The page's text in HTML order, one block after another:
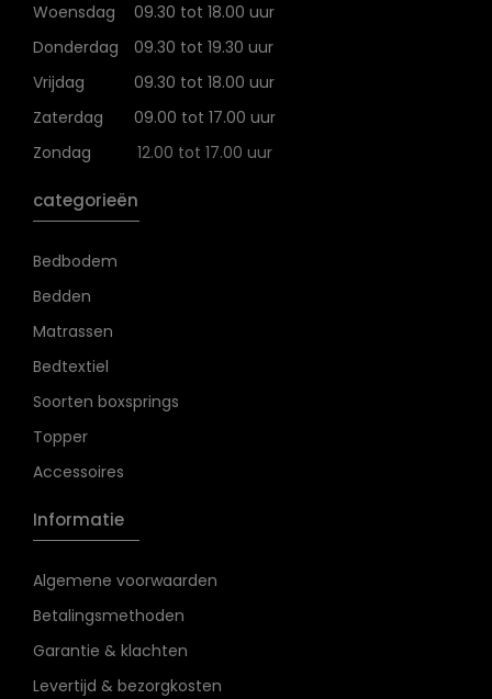
Woensdag
09.30 tot 18.00 uur
Donderdag
09.30 tot 19.30 uur
Vrijdag
09.30 tot 18.00 uur
Zaterdag
09.00 tot 17.00 uur
Zondag
12.00 tot 17.00 uur
categorieën
Bedbodem
Bedden
Matrassen
Bedtextiel
Soorten boxsprings
Topper
Accessoires
Informatie
Algemene voorwaarden
Betalingsmethoden
Garantie & klachten
Levertijd & bezorgkosten